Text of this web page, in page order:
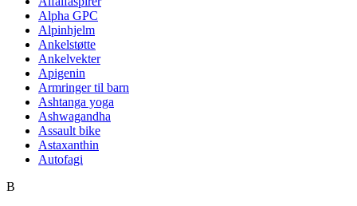
Alpha GPC
Alpinhjelm
Ankelstøtte
Ankelvekter
Apigenin
Armringer til barn
Ashtanga yoga
Ashwagandha
Assault bike
Astaxanthin
Autofagi
B